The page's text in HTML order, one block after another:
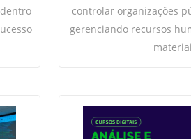
controlar organizações
gerenciando recursos